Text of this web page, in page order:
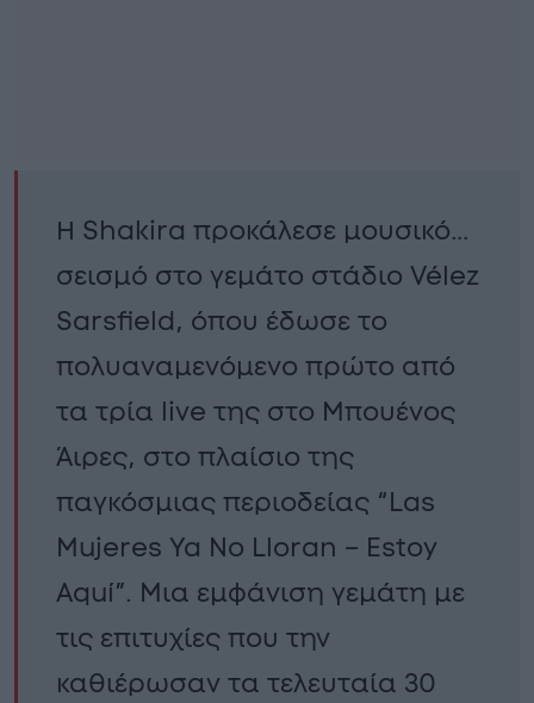
Η Shakira προκάλεσε μουσικό…
σεισμό στο γεμάτο στάδιο Vélez
Sarsfield, όπου έδωσε το
πολυαναμενόμενο πρώτο από
τα τρία live της στο Μπουένος
Άιρες, στο πλαίσιο της
παγκόσμιας περιοδείας “Las
Mujeres Ya No Lloran – Estoy
Aquí”. Μια εμφάνιση γεμάτη με
τις επιτυχίες που την
καθιέρωσαν τα τελευταία 30